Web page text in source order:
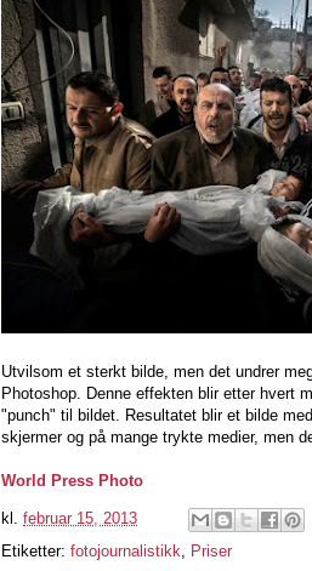
Utvilsom et sterkt bilde, men det undrer
Photoshop. Denne effekten blir etter hvert
"punch" til bildet. Resultatet blir et bilde
skjermer og på mange trykte medier, men
World Press Photo
kl. februar 15, 2013
Etiketter: fotojournalistikk, Priser